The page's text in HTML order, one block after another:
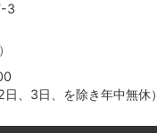
3
日、3日、を除き年中無休）